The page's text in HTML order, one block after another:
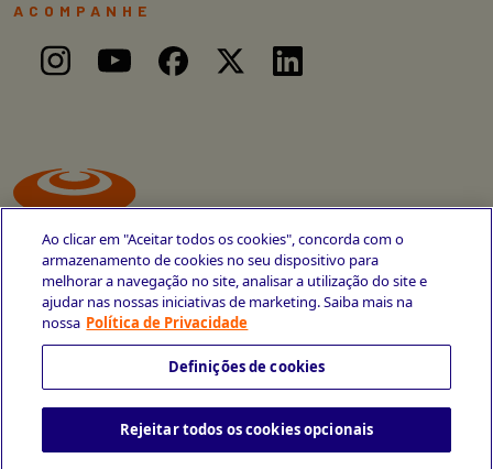
Avenida Cais do Apolo, 77
+55 81 3419-6700
Política de Privacidade Portal da Privacidade
ACOMPANHE
Ao clicar em "Aceitar todos os cookies", concorda com o
armazenamento de cookies no seu dispositivo para
melhorar a navegação no site, analisar a utilização do site e
ajudar nas nossas iniciativas de marketing. Saiba mais na
nossa Política de Privacidade
Definições de cookies
Rejeitar todos os cookies opcionais